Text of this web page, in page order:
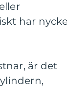
har
är det